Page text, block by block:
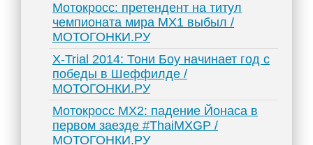
Мотокросс: претендент на титул
чемпионата мира MX1 выбыл /
МОТОГОНКИ.РУ
X-Trial 2014: Тони Боу начинает год с
победы в Шеффилде /
МОТОГОНКИ.РУ
Мотокросс MX2: падение Йонаса в
первом заезде #ThaiMXGP /
МОТОГОНКИ.РУ